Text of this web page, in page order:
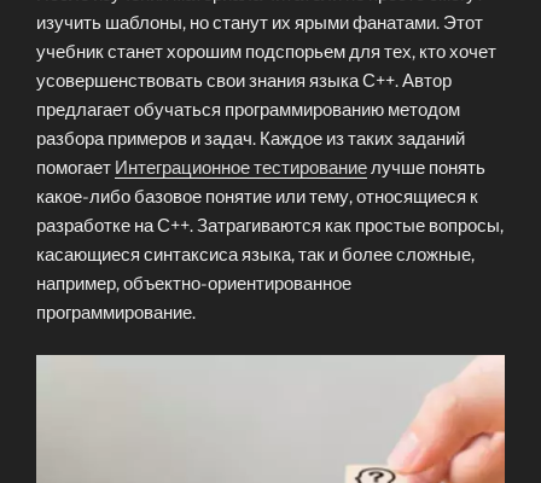
изучить шаблоны, но станут их ярыми фанатами. Этот
учебник станет хорошим подспорьем для тех, кто хочет
усовершенствовать свои знания языка С++. Автор
предлагает обучаться программированию методом
разбора примеров и задач. Каждое из таких заданий
помогает Интеграционное тестированиелучше понять
какое-либо базовое понятие или тему, относящиеся к
разработке на С++. Затрагиваются как простые вопросы,
касающиеся синтаксиса языка, так и более сложные,
например, объектно-ориентированное
программирование.